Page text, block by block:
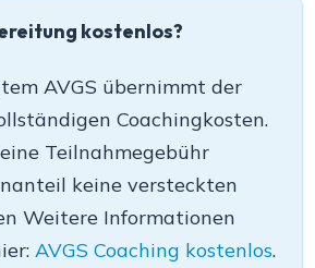
kostenlos?
AVGS übernimmt der
Coachingkosten.
Teilnahmegebühr
keine versteckten
Weitere Informationen
AVGS Coaching kostenlos.